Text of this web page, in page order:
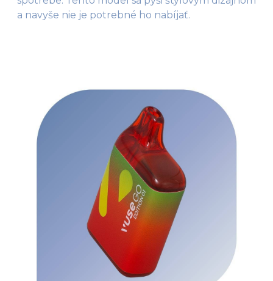
a navyše nie je potrebné ho nabíjať.